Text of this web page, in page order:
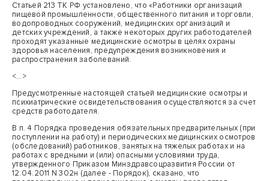
Статьей 213 ТК РФ установлено, что «Работники организаций
пищевой промышленности, общественного питания и торговли,
водопроводных сооружений, медицинских организаций и
детских учреждений, а также некоторых других работодателей
проходят указанные медицинские осмотры в целях охраны
здоровья населения, предупреждения возникновения и
распространения заболеваний.
<…>
Предусмотренные настоящей статьей медицинские осмотры и
психиатрические освидетельствования осуществляются за счет
средств работодателя.
В п. 4 Порядка проведения обязательных предварительных (при
поступлении на работу) и периодических медицинских осмотров
(обследований) работников, занятых на тяжелых работах и на
работах с вредными и (или) опасными условиями труда,
утвержденного Приказом Минздравсоцразвития России от
12.04.2011 N 302н (далее - Порядок), сказано, что